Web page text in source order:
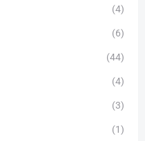
(4)
(6)
(44)
(4)
(3)
(1)